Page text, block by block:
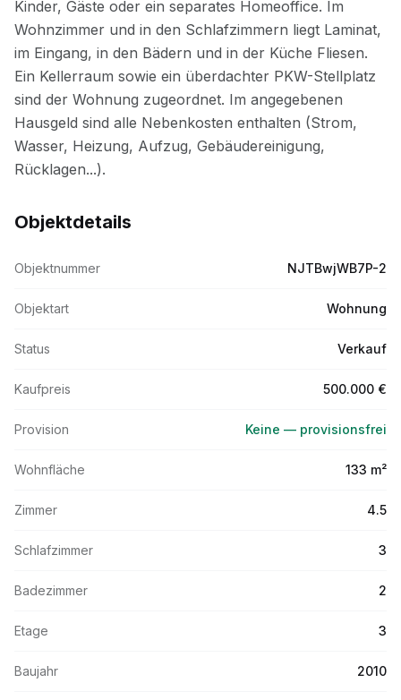
Objektdetails
Objektnummer NJTBwjWB7P-2
Objektart Wohnung
Status Verkauf
Kaufpreis 500.000 €
Provision Keine — provisionsfrei
Wohnfläche 133 m²
Zimmer 4.5
Schlafzimmer 3
Badezimmer 2
Etage 3
Baujahr 2010